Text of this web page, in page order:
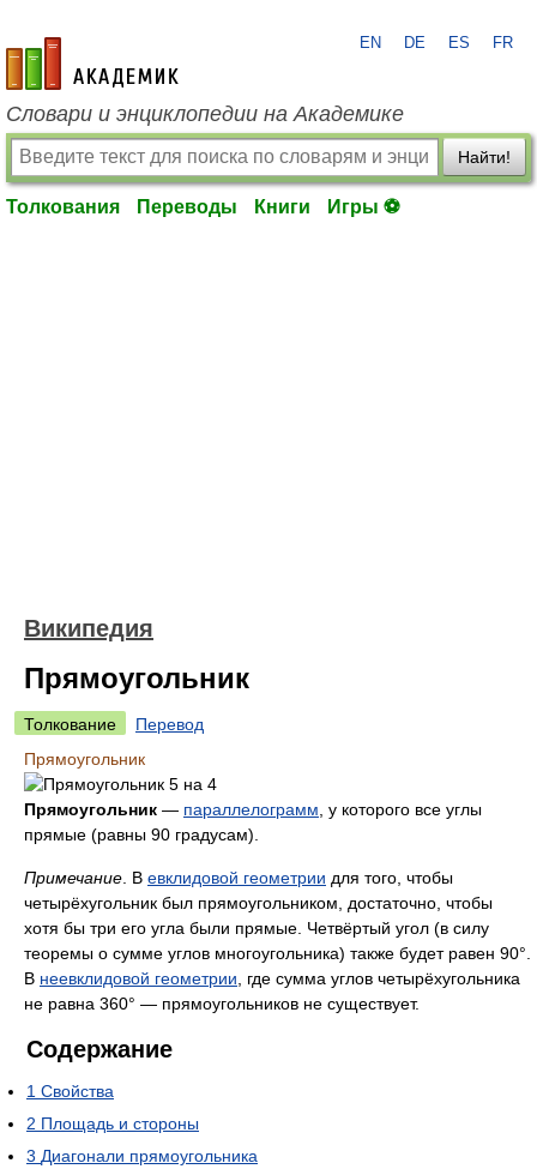
academic.ru
EN DE ES FR
Словари и энциклопедии на Академике
Найти!
Толкования Переводы Книги Игры ⚽
Википедия
Прямоугольник
Толкование
Перевод
Прямоугольник
Прямоугольник — параллелограмм , у которого все углы
прямые (равны 90 градусам).
Примечание . В евклидовой геометрии для того, чтобы
четырёхугольник был прямоугольником, достаточно, чтобы
хотя бы три его угла были прямые. Четвёртый угол (в силу
теоремы о сумме углов многоугольника) также будет равен 90°.
В неевклидовой геометрии , где сумма углов четырёхугольника
не равна 360° — прямоугольников не существует.
Содержание
1 Свойства
2 Площадь и стороны
3 Диагонали прямоугольника